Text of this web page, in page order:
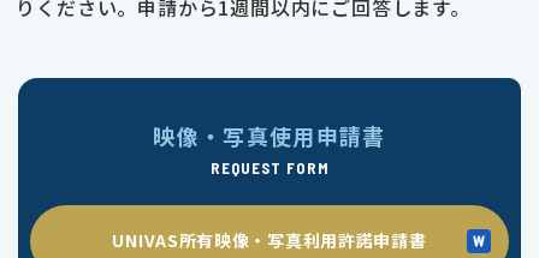
りください。申請から1週間以内にご回答します。
映像・写真使用申請書
REQUEST FORM
UNIVAS所有映像・写真利用許諾申請書